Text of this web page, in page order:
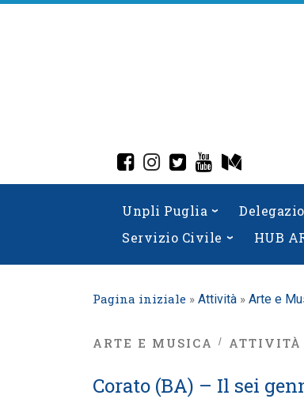
Skip
fab fa-facebook-square
fab fa-instagram
fab fa-twitter-
fab fa-youtube
Unpli Puglia
Servizio Civile
HUB
Pagina iniziale » Attività » Arte e
ARTE E MUSICA ATTIVITÀ
Corato (BA) – Il sei